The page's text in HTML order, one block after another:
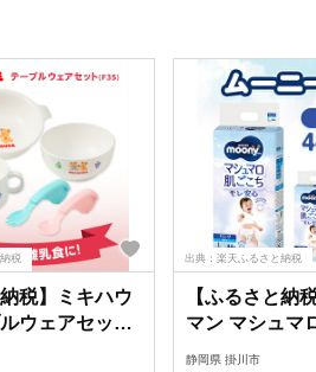
税
納税】ミキハウ
ウェアセット
】
出典：楽天ふるさと納税
【ふるさと納
マン マシュマ
レ安心 男の子
静岡県 掛川市